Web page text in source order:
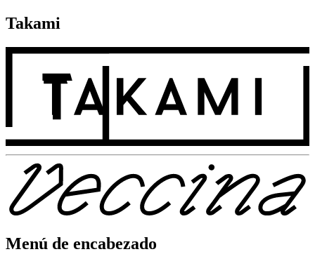
Takami
Menú de encabezado